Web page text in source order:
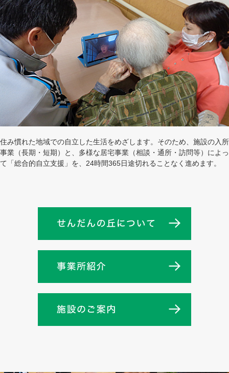
住み慣れた地域での自立した生活をめざします。そのため、施設の入所
事業（長期・短期）と、多様な居宅事業（相談・通所・訪問等）によっ
て「総合的自立支援」を、24時間365日途切れることなく進めます。